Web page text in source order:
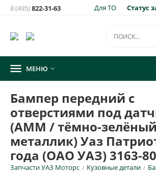
Для ТО Статус
8 (495)822-31-63
 МЕНЮ 
Бампер передний с
отверстиями под
(AMM / тёмно-зелёный
металлик) Уаз
года (ОАО УАЗ) 3163-
Запчасти УАЗ Моторс / Кузовные детали /
товара:
Бампер передний с отверстиями под
тёмно-зелёный металлик) Уаз Патриот с
УАЗ) 3163-80-2803012
Укажите e-mail и\или номер телефона для
E-mail для уведомления письмом
Номер телефона для SMS уведомления